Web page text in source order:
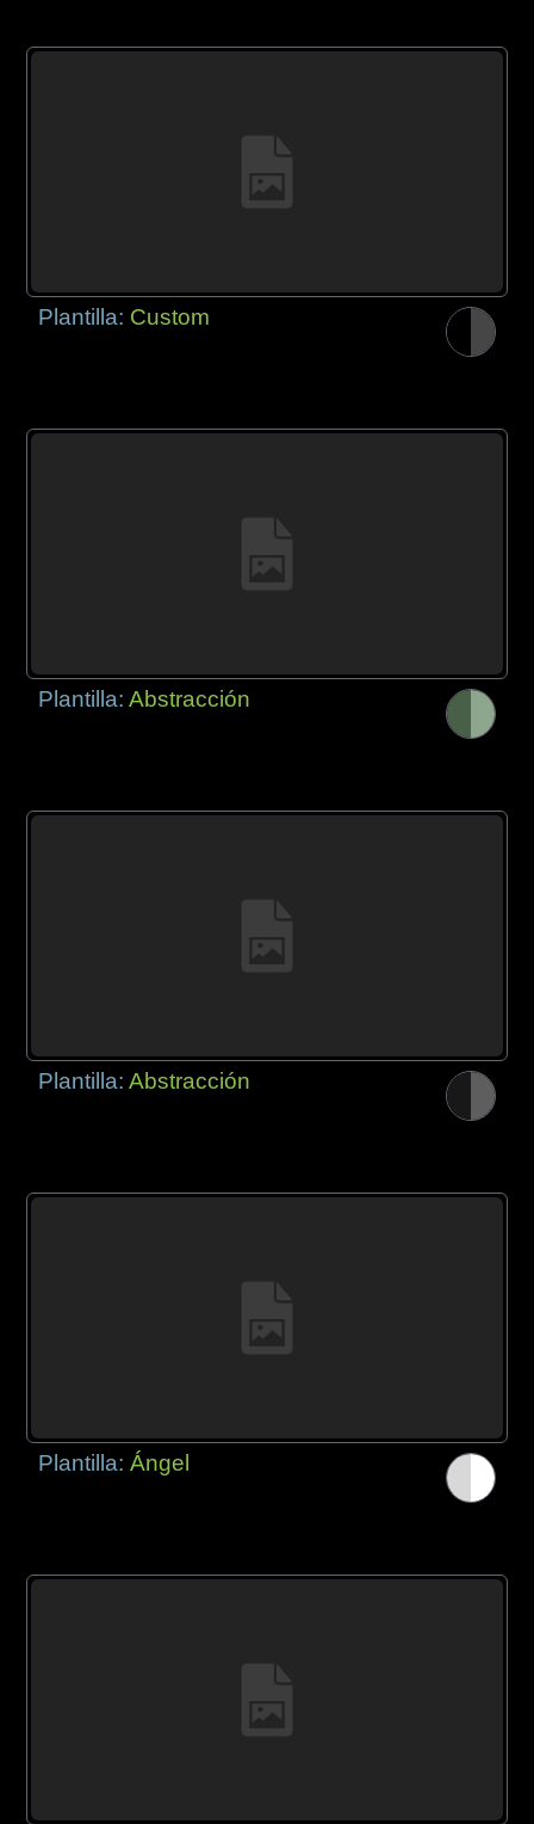
Plantilla: Custom
Plantilla:Abstracción
Plantilla:Abstracción
Plantilla:Ángel